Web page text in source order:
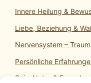
Innere Heilung &
Liebe, Beziehung &
Nervensystem –
Persönliche
SeinsNatur & Erwachen